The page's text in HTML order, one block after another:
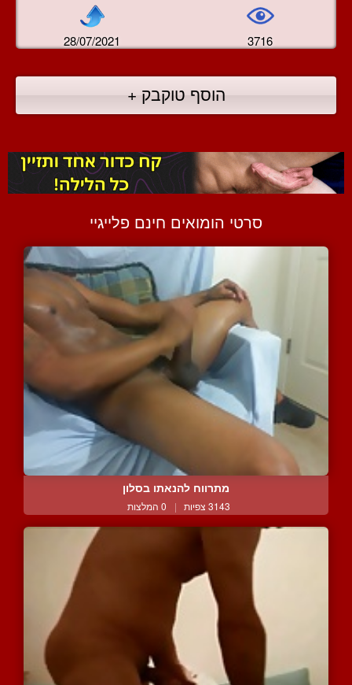
28/07/2021 3716
הוסף טוקבק +
סרטי הומואים חינם פלייגיי
מתרווח להנאתו בסלון
3143 צפיות | 0 המלצות